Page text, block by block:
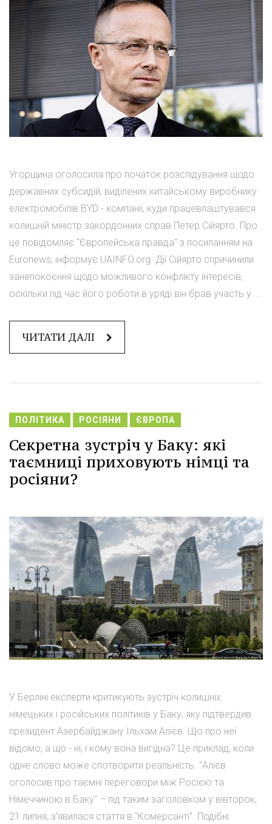
Угорщина оголосила про початок розслідування щодо
державних субсидій, виділених китайському виробнику
електромобілів BYD - компанії, куди працевлаштувався
колишній міністр закордонних справ Петер Сійярто. Про
це повідомляє "Європейська правда" з посиланням на
Euronews, інформує UAINFO.org. Дії Сійярто спричинили
занепокоєння щодо можливого конфлікту інтересів,
оскільки під час його роботи в уряді він брав участь у ...
ЧИТАТИ ДАЛІ
ПОЛІТИКА РОСІЯНИ ЄВРОПА
Секретна зустріч у Баку: які
таємниці приховують німці та
росіяни?
У Берліні експерти критикують зустріч колишніх
німецьких і російських політиків у Баку, яку підтвердив
президент Азербайджану Ільхам Алієв. Що про неї
відомо, а що - ні, і кому вона вигідна? Це приклад, коли
одне слово може спотворити реальність. "Алієв
оголосив про таємні переговори між Росією та
Німеччиною в Баку" – під таким заголовком у вівторок,
21 липня, з’явилася стаття в "Комерсанті". Подібні